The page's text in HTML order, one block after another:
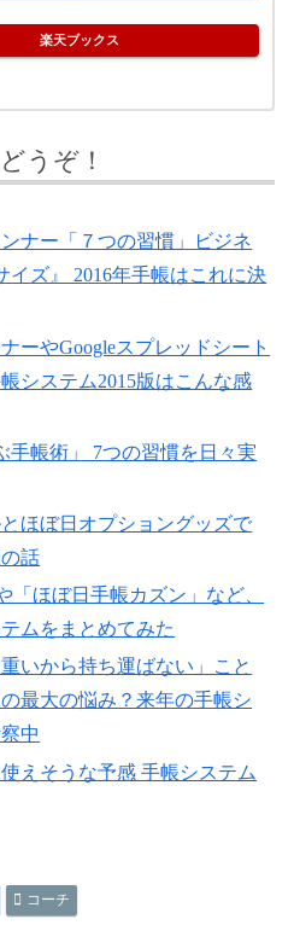
楽天ブックス
うぞ！
ナー「７つの習慣」ビジネ
イズ』 2016年手帳はこれに決
ーやGoogleスプレッドシート
システム2015版はこんな感
手帳術」 7つの習慣を日々実
ほぼ日オプショングッズで
話
「ほぼ日手帳カズン」など、
ムをまとめてみた
いから持ち運ばない」こと
最大の悩み？来年の手帳シ
中
使えそうな予感 手帳システム
コーチ